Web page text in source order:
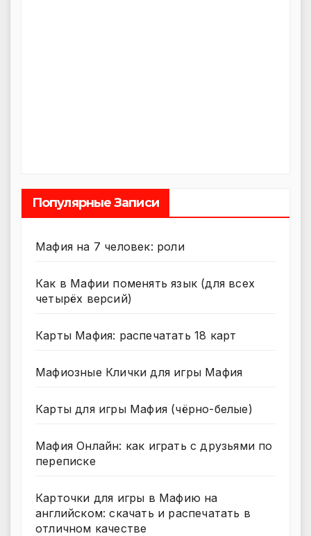
Популярные Записи
Мафия на 7 человек: роли
Как в Мафии поменять язык (для всех
четырёх версий)
Карты Мафия: распечатать 18 карт
Мафиозные Клички для игры Мафия
Карты для игры Мафия (чёрно-белые)
Мафия Онлайн: как играть с друзьями по
переписке
Карточки для игры в Мафию на
английском: скачать и распечатать в
отличном качестве